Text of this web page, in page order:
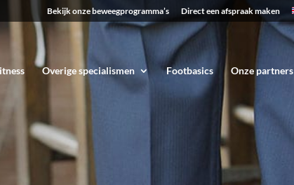
Bekijk onze beweegprogramma’s Direct een afspraak maken
Overige specialismen Footbasics Onze partners